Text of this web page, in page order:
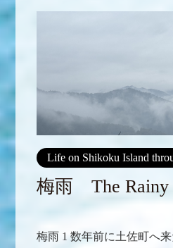
Life on Shikoku Island
梅雨 The Rainy
梅雨 1 数年前に土佐町へ